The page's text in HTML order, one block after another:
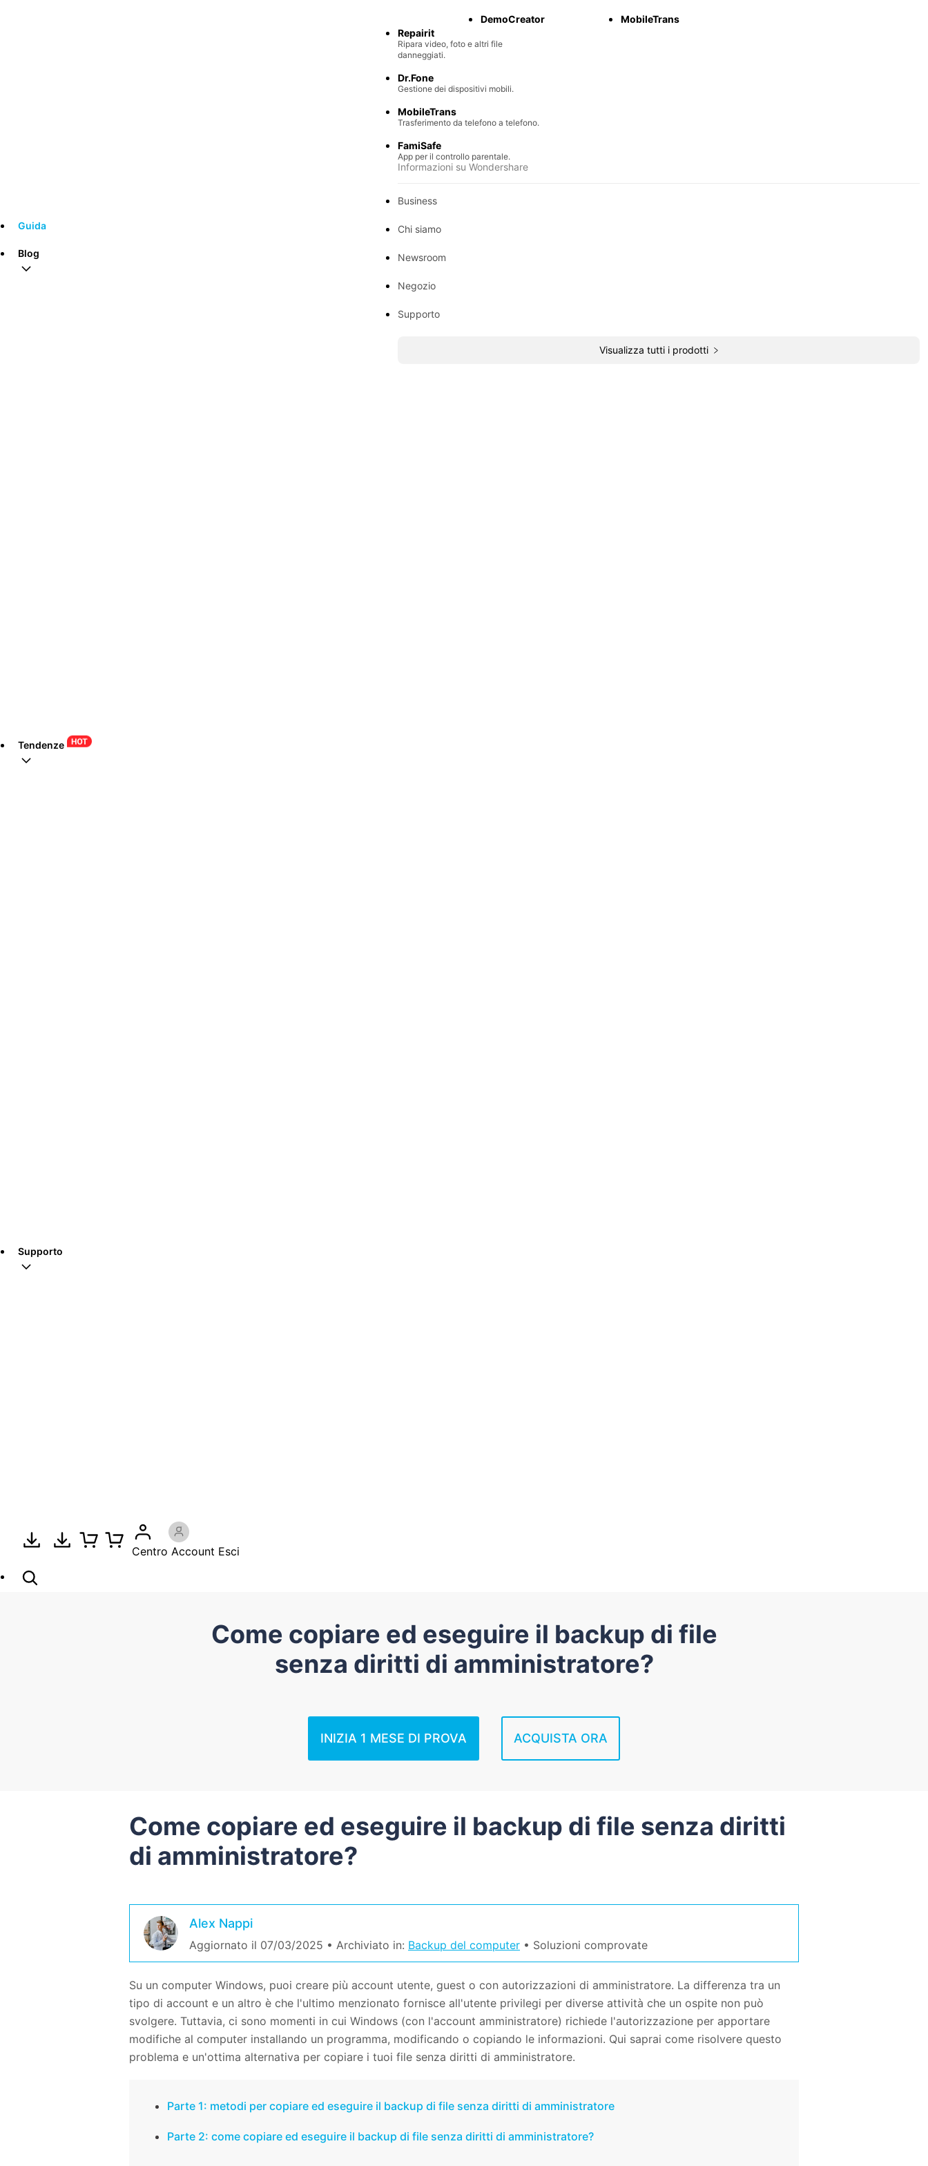
Repairit
Ripara video, foto e altri file
danneggiati.
Dr.Fone
Gestione dei dispositivi mobili.
MobileTrans
Trasferimento da telefono a telefono.
FamiSafe
App per il controllo parentale.
Informazioni su Wondershare
Business
Chi siamo
Newsroom
Negozio
Supporto
Visualizza tutti i prodotti
DemoCreator MobileTrans
Guida
Blog
Tendenze
Supporto
Centro Account Esci
Come copiare ed eseguire il backup di file
senza diritti di amministratore?
INIZIA 1 MESE DI PROVA ACQUISTA ORA
Come copiare ed eseguire il backup di file senza diritti
di amministratore?
Alex Nappi
Aggiornato il 07/03/2025 • Archiviato in: Backup del computer • Soluzioni comprovate
Su un computer Windows, puoi creare più account utente, guest o con autorizzazioni di amministratore. La differenza tra un
tipo di account e un altro è che l'ultimo menzionato fornisce all'utente privilegi per diverse attività che un ospite non può
svolgere. Tuttavia, ci sono momenti in cui Windows (con l'account amministratore) richiede l'autorizzazione per apportare
modifiche al computer installando un programma, modificando o copiando le informazioni. Qui saprai come risolvere questo
problema e un'ottima alternativa per copiare i tuoi file senza diritti di amministratore.
Parte 1: metodi per copiare ed eseguire il backup di file senza diritti di amministratore
Parte 2: come copiare ed eseguire il backup di file senza diritti di amministratore?